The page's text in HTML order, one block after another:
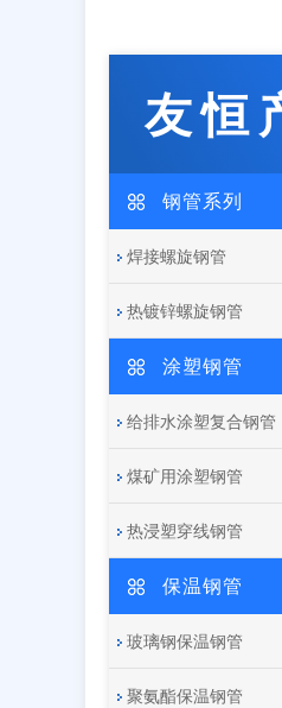
友恒
钢管系列
焊接螺旋钢管
热镀锌螺旋钢管
涂塑钢管
给排水涂塑复合钢管
煤矿用涂塑钢管
热浸塑穿线钢管
保温钢管
玻璃钢保温钢管
聚氨酯保温钢管